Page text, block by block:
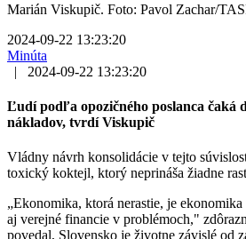
Marián Viskupič. Foto: Pavol Zachar/
2024-09-22 13:23:20
Minúta
|
2024-09-22 13:23:20
Ľudí podľa opozičného poslanca čaká
nákladov, tvrdí Viskupič
Vládny návrh konsolidácie v tejto
toxický koktejl, ktorý neprináša žiadne
„Ekonomika, ktorá nerastie, je
aj verejné financie v problémoch,"
povedal, Slovensko je životne závislé od